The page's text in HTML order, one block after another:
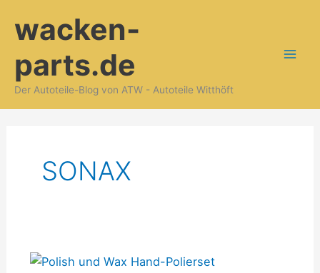
Inhaltwacken-
parts.de
Der Autoteile-Blog von ATW - Autoteile Witthöft
SONAX
Sonax